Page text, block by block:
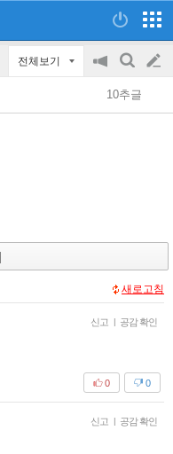
전체보기
공
지
on/off
검
색
글
쓰
10추글
새로고침
신고 | 공감 확인
0
0
신고 | 공감 확인